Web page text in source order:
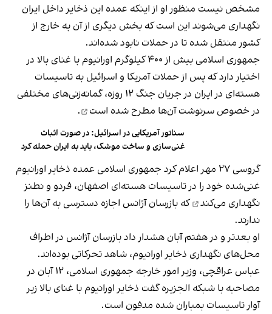
مشخص نیست منظور او از اینکه عمده این ذخایر داخل ایران
نگهداری می‌شوند این است که بخش دیگری از آن به خارج از
کشور منتقل شده‌ تا در حملات نابود شده‌اند.
جمهوری اسلامی بیش از ۴۰۰ کیلوگرم اورانیوم با غنای بالا در
اختیار دارد که پس از حملات آمریکا و اسرائیل به تاسیسات
هسته‌ای در ایران در جریان جنگ ۱۲ روزه، گمانه‌زنی‌های مختلفی
در خصوص سرنوشت آن‌ها مطرح شده است .
سناتور آمریکایی در اسرائیل: در صورت اثبات
غنی‌سازی و ساخت موشک، باید به ایران حمله کرد
گروسی ۲۷ مهر اعلام کرد جمهوری اسلامی عمده ذخایر اورانیوم
غنی‌شده خود را در تاسیسات هسته‌ای اصفهان، فردو و نطنز
نگهداری می‌کند
که بازرسان آژانس اجازه دسترسی به آن‌ها را
ندارند.
او بعدتر و در هفتم آبان هشدار داد بازرسان آژانس در اطراف
محل‌های نگهداری ذخایر اورانیوم، شاهد تحرکاتی بوده‌اند.
عباس عراقچی، وزیر امور خارجه جمهوری اسلامی، ۱۲ آبان در
مصاحبه با شبکه الجزیره گفت ذخایر اورانیوم با غنای بالا زیر
آوار تاسیسات بمباران شده مدفون است.